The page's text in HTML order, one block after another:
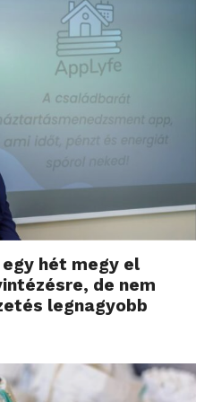
fordulni?
hogy
problémák esetén
pszichológiai gyakorlat
önismereti és megelőző
akkor érdemes
tartós stresszt, szorongást
elakadásokat tapasztal.
hét megy el
de nem
legnagyobb